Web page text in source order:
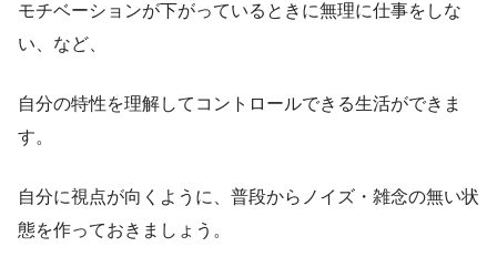
モチベーションが下がっているときに無理に仕事をしな
い、など、
自分の特性を理解してコントロールできる生活ができま
す。
自分に視点が向くように、普段からノイズ・雑念の無い状
態を作っておきましょう。